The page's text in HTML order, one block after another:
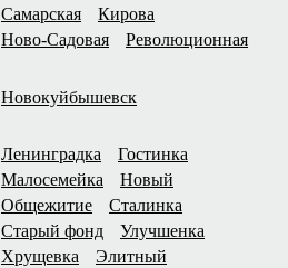
Самарская
Кирова
Ново-Садовая
Революционная
Новокуйбышевск
Ленинградка
Гостинка
Малосемейка
Новый
Общежитие
Сталинка
Старый фонд
Улучшенка
Хрущевка
Элитный